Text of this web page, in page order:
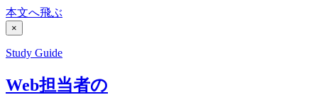
本文へ飛ぶ
×
Study Guide
Web担当者の